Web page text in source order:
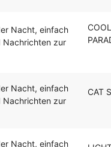
Nacht, einfach
Nachrichten zur
Nacht, einfach
Nachrichten zur
CAT
Nacht, einfach